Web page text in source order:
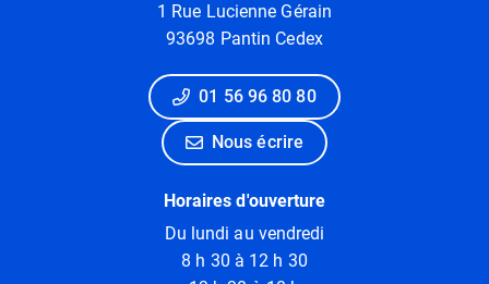
1 Rue Lucienne Gérain
93698 Pantin Cedex
01 56 96 80 80
Nous écrire
Horaires d'ouverture
Du lundi au vendredi
8 h 30 à 12 h 30